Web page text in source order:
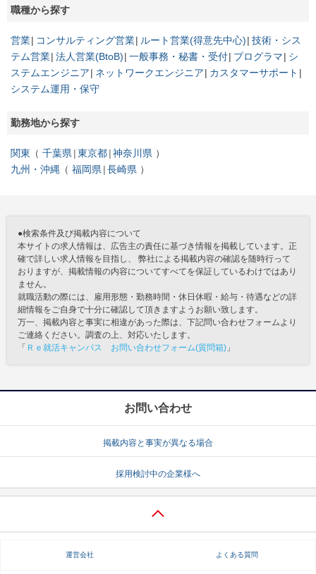
職種から探す
営業 コンサルティング営業 ルート営業(得意先中心) 技術・シス
テム営業 法人営業(BtoB) 一般事務・秘書・受付 プログラマ
シ
ステムエンジニア
ネットワークエンジニア
カスタマーサポート
システム運用・保守
勤務地から探す
関東 千葉県 東京都 神奈川県
九州・沖縄
福岡県 長崎県
●検索条件及び掲載内容について
本サイトの求人情報は、広告主の責任に基づき情報を掲載しています。正
確で詳しい求人情報を目指し、 弊社による掲載内容の確認を随時行って
おりますが、掲載情報の内容についてすべてを保証しているわけではあり
ません。
就職活動の際には、雇用形態・勤務時間・休日休暇・給与・待遇などの詳
細情報をご自身で十分に確認して頂きますようお願い致します。
万一、掲載内容と事実に相違があった際は、下記問い合わせフォームより
ご連絡ください。調査の上、対応いたします。
「 Ｒｅ就活キャンパス お問い合わせフォーム(質問箱) 」
お問い合わせ
掲載内容と事実が異なる場合
採用検討中の企業様へ
運営会社 よくある質問